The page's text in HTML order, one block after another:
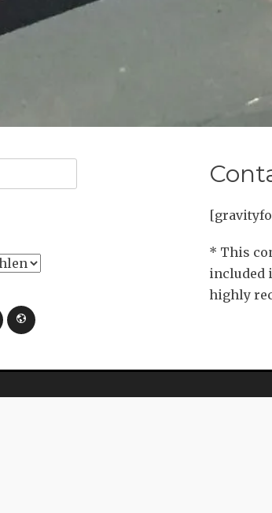
* This
included
highly
InstagramWebseite